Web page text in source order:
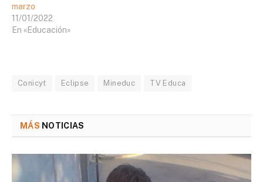
marzo
11/01/2022
En «Educación»
Conicyt Eclipse Mineduc TV Educa
MÁS NOTICIAS